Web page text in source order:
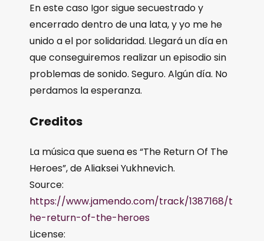
En este caso Igor sigue secuestrado y
encerrado dentro de una lata, y yo me he
unido a el por solidaridad. Llegará un día en
que conseguiremos realizar un episodio sin
problemas de sonido. Seguro. Algún día. No
perdamos la esperanza.
Creditos
La música que suena es “The Return Of The
Heroes”, de Aliaksei Yukhnevich.
Source:
https://www.jamendo.com/track/1387168/t
he-return-of-the-heroes
License: